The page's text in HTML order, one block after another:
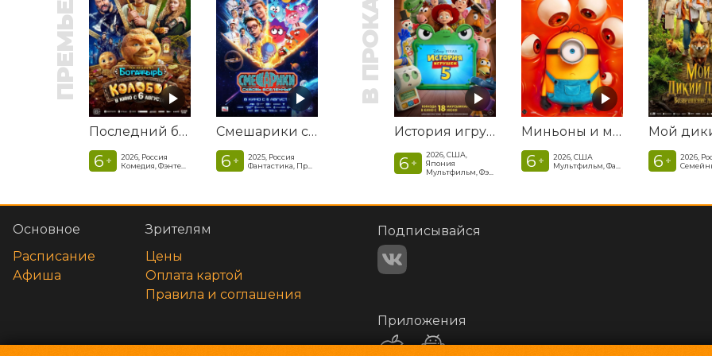
ПРЕМЬЕРА
Последний богатырь. Колобок
6 +
2026, Россия
Смешарики сквозь вселенные
6 +
2025, Россия
В ПРОКАТЕ
История игрушек 5
6 +
2026, США,
Япония
Мультфильм, Фэнтези, Драма, Комедия, Приключения, Семейный
Миньоны и монстры
6 +
2026, США
6 +
2026,
Основное
Расписание
Афиша
Зрителям
Цены
Оплата картой
Правила и соглашения
Подписывайся
Приложения